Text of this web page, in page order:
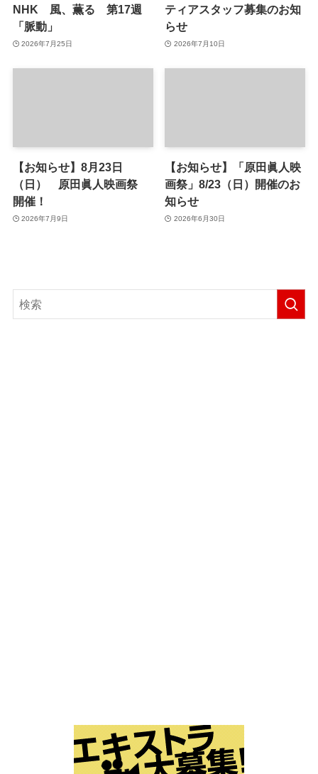
NHK 風、薫る 第17週
「脈動」
2026年7月25日
ティアスタッフ募集のお知
らせ
2026年7月10日
【お知らせ】8月23日
（日） 原田眞人映画祭
開催！
2026年7月9日
【お知らせ】「原田眞人映
画祭」8/23（日）開催のお
知らせ
2026年6月30日